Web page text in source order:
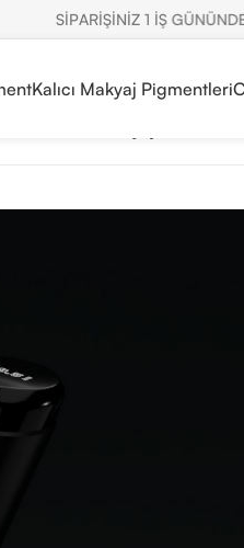
SİPARİŞİNİZ 1 İŞ GÜNÜNDE
Kalıcı Makyaj Pigmentleri